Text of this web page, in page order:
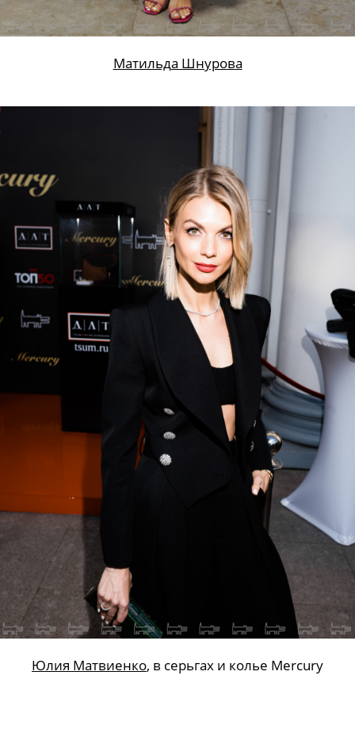
Матильда Шнурова
Юлия Матвиенко, в серьгах и колье Mercury